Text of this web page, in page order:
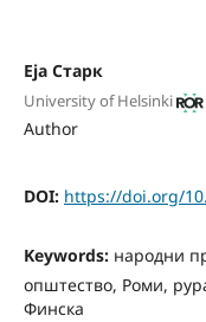
Еjа Старк
University of Helsinki
Author
DOI: https://doi.org/
Keywords: народни
општество, Роми,
Финска